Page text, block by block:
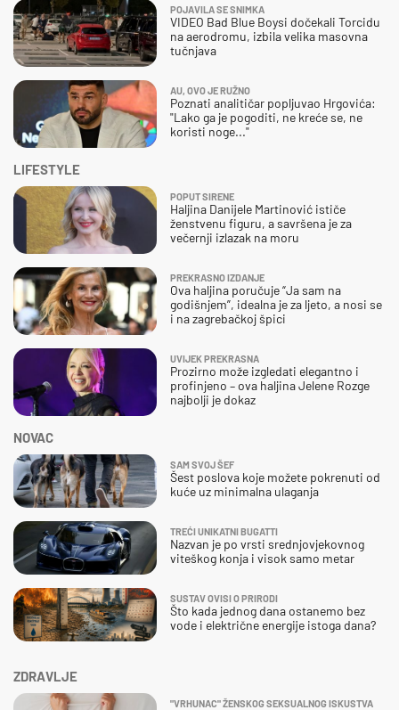
ZDRAVLJE
"VRHUNAC" ŽENSKOG SEKSUALNOG ISKUSTVA
POJAVILA SE SNIMKA
VIDEO Bad Blue Boysi dočekali Torcidu
na aerodromu, izbila velika masovna
tučnjava
AU, OVO JE RUŽNO
Poznati analitičar popljuvao Hrgovića:
"Lako ga je pogoditi, ne kreće se, ne
koristi noge..."
NOVAC
SAM SVOJ ŠEF
Šest poslova koje možete pokrenuti od
kuće uz minimalna ulaganja
TREĆI UNIKATNI BUGATTI
Nazvan je po vrsti srednjovjekovnog
viteškog konja i visok samo metar
SUSTAV OVISI O PRIRODI
Što kada jednog dana ostanemo bez
vode i električne energije istoga dana?
LIFESTYLE
POPUT SIRENE
Haljina Danijele Martinović ističe
ženstvenu figuru, a savršena je za
večernji izlazak na moru
PREKRASNO IZDANJE
Ova haljina poručuje “Ja sam na
godišnjem”, idealna je za ljeto, a nosi se
i na zagrebačkoj špici
UVIJEK PREKRASNA
Prozirno može izgledati elegantno i
profinjeno – ova haljina Jelene Rozge
najbolji je dokaz